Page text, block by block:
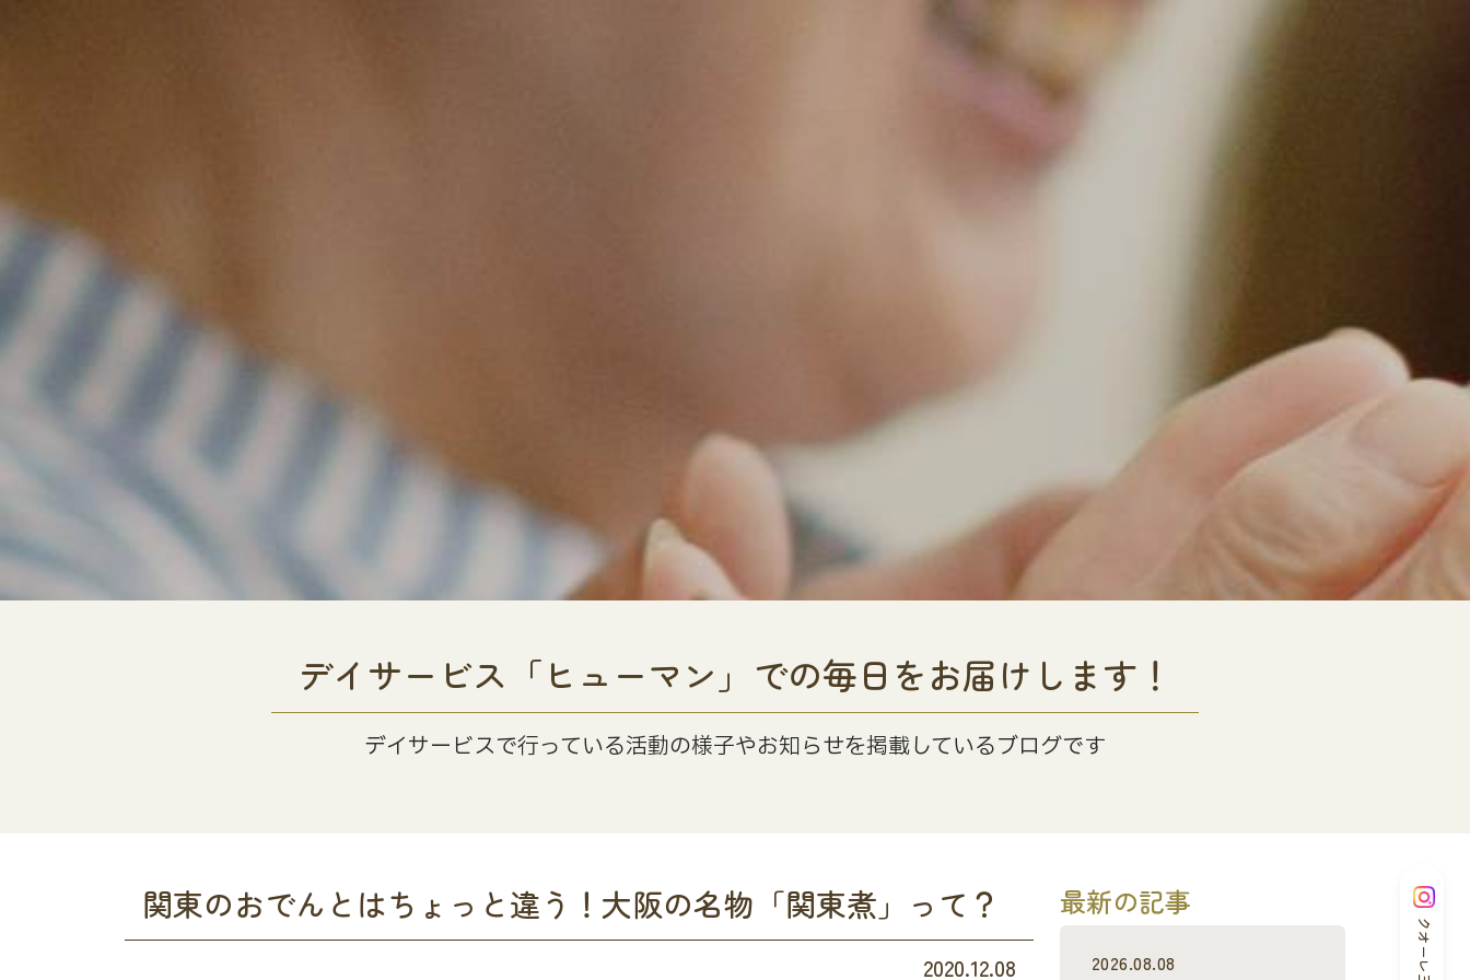
クオーレ三光
デイサービス「ヒューマン」での毎日をお届けします！
デイサービスで行っている活動の様子やお知らせを掲載しているブログです
関東のおでんとはちょっと違う！大阪の名物「関東煮」って？
2020.12.08
最新の記事
2026.08.08